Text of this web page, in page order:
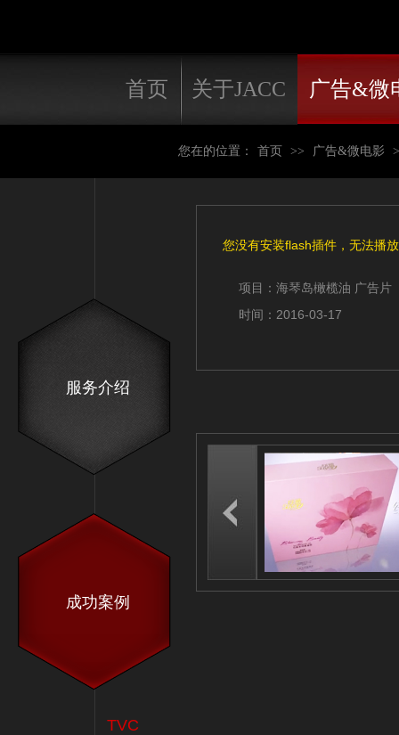
首页 关于JACC 广告&微
您在的位置： 首页 >> 广告&微电影
服务介绍
成功案例
TVC
您没有安装flash插件，无法播
项目：海琴岛橄榄油 广告片
时间：2016-03-17